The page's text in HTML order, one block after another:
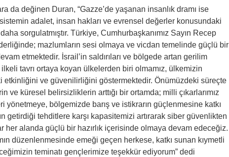
da değinen Duran, “Gazze’de yaşanan insanlık dramı ise
adalet, insan hakları ve evrensel değerler konusundaki
sorgulatmıştır. Türkiye, Cumhurbaşkanımız Sayın Recep
mazlumların sesi olmaya ve vicdan temelinde güçlü bir
etmektedir. İsrail’in saldırıları ve bölgede artan gerilim
ilkeli tavrı ortaya koyan ülkelerden biri olmamız, ülkemizin
etkinliğini ve güvenilirliğini göstermektedir. Önümüzdeki süreçte
ve küresel belirsizliklerin arttığı bir ortamda; milli çıkarlarımız
yönetmeye, bölgemizde barış ve istikrarın güçlenmesine katkı
getirdiği tehditlere karşı kapasitemizi artırarak siber güvenlikten
her alanda güçlü bir hazırlık içerisinde olmaya devam edeceğiz.
düzenlenmesinde emeği geçen herkese, katkı sunan kıymetli
teminatı gençlerimize teşekkür ediyorum” dedi